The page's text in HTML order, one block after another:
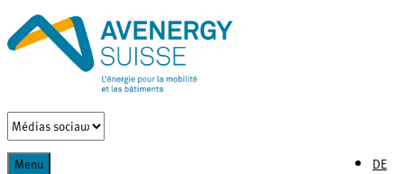
DE
Menu